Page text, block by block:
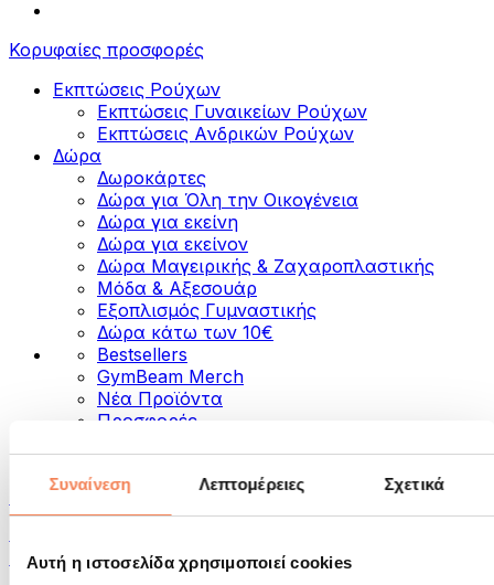
Συναίνεση Λεπτομέρειες Σχετικά
Αυτή η ιστοσελίδα χρησιμοποιεί cookies
Κορυφαίες προσφορές
Εκπτώσεις Ρούχων
Εκπτώσεις Γυναικείων Ρούχων
Εκπτώσεις Aνδρικών Ρούχων
Δώρα
Δωροκάρτες
Δώρα για Όλη την Οικογένεια
Δώρα για εκείνη
Δώρα για εκείνον
Δώρα Μαγειρικής & Ζαχαροπλαστικής
Μόδα & Αξεσουάρ
Εξοπλισμός Γυμναστικής
Δώρα κάτω των 10€
Bestsellers
GymBeam Merch
Νέα Προϊόντα
Προσφορές
Κατηγορίες
Τρόφιμα
Ξηροί Καρποί